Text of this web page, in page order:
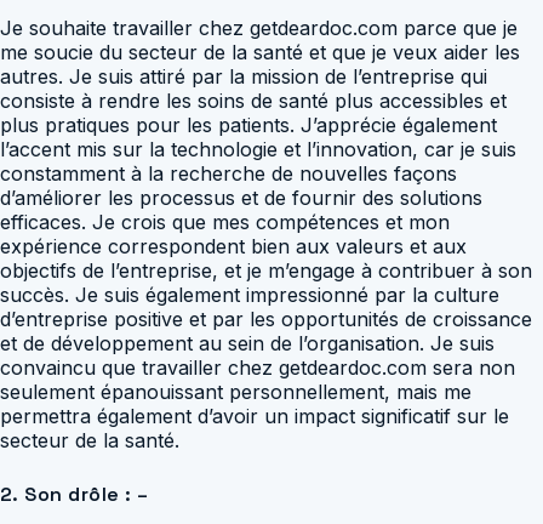
Je souhaite travailler chez getdeardoc.com parce que je
me soucie du secteur de la santé et que je veux aider les
autres. Je suis attiré par la mission de l’entreprise qui
consiste à rendre les soins de santé plus accessibles et
plus pratiques pour les patients. J’apprécie également
l’accent mis sur la technologie et l’innovation, car je suis
constamment à la recherche de nouvelles façons
d’améliorer les processus et de fournir des solutions
efficaces. Je crois que mes compétences et mon
expérience correspondent bien aux valeurs et aux
objectifs de l’entreprise, et je m’engage à contribuer à son
succès. Je suis également impressionné par la culture
d’entreprise positive et par les opportunités de croissance
et de développement au sein de l’organisation. Je suis
convaincu que travailler chez getdeardoc.com sera non
seulement épanouissant personnellement, mais me
permettra également d’avoir un impact significatif sur le
secteur de la santé.
2. Son drôle : –